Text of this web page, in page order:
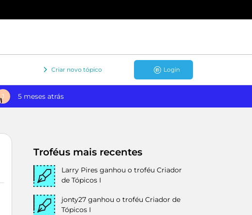
Criar novo tópico Login
J 5 meses atrás
Troféus mais recentes
Larry Pires ganhou o troféu Criador
de Tópicos I
jonty27 ganhou o troféu Criador de
Tópicos I